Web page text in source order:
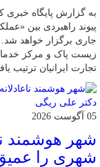
به گزارش پایگاه خبری
جاری برگزار خواهد
زیست پاک و مرکز
تجارت ایرانیان ترتیب
05 آگوست 2026
شهر هوشمند
شهری را